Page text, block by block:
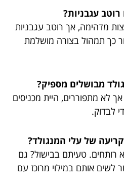
עגבניות?
מדהימה, אך רוטב עגבניות
כך תמהול בצורה מושלמת
מבושלים מספיק?
לא מתפוררים, היית מכניסים
לבדוק.
של עלי המנגולד?
רותחים. טעיתם בבישול? גם
אותם במילוי מרוכז עם